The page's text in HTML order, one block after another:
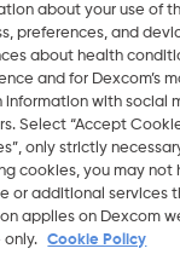
تغيير المنطقة
information about your
address, preferences,
inferences about health
experience and for
certain information with
partners. Select “Accept
Cookies”, only strictly
rejecting cookies, you
website or additional
selection applies on
device only. Cookie